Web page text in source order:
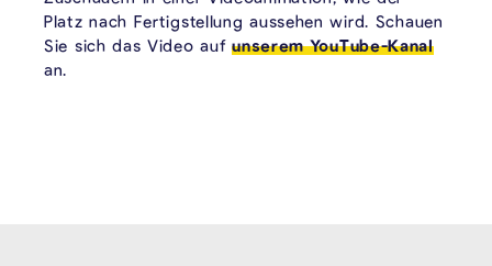
Platz nach Fertigstellung aussehen wird. Schauen
Sie sich das Video aufunserem YouTube-Kanal
an.